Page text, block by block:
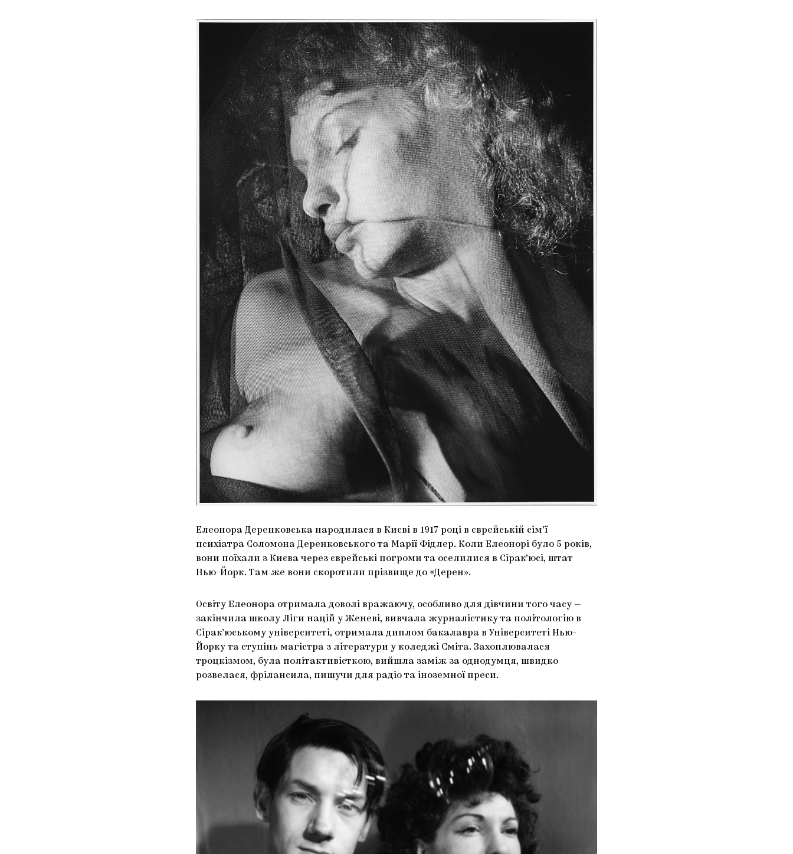
Елеонора Деренковська народилася в Києві в 1917 році в єврейській сім’ї
психіатра Соломона Деренковського та Марії Фідлер. Коли Елеонорі було 5 років,
вони поїхали з Києва через єврейські погроми та оселилися в Сірак’юсі, штат
Нью-Йорк. Там же вони скоротили прізвище до «Дерен».
Освіту Елеонора отримала доволі вражаючу, особливо для дівчини того часу —
закінчила школу Ліги націй у Женеві, вивчала журналістику та політологію в
Сірак’юському університеті, отримала диплом бакалавра в Університеті Нью-
Йорку та ступінь магістра з літератури у коледжі Сміта. Захоплювалася
троцкізмом, була політактивісткою, вийшла заміж за однодумця, швидко
розвелася, фрілансила, пишучи для радіо та іноземної преси.